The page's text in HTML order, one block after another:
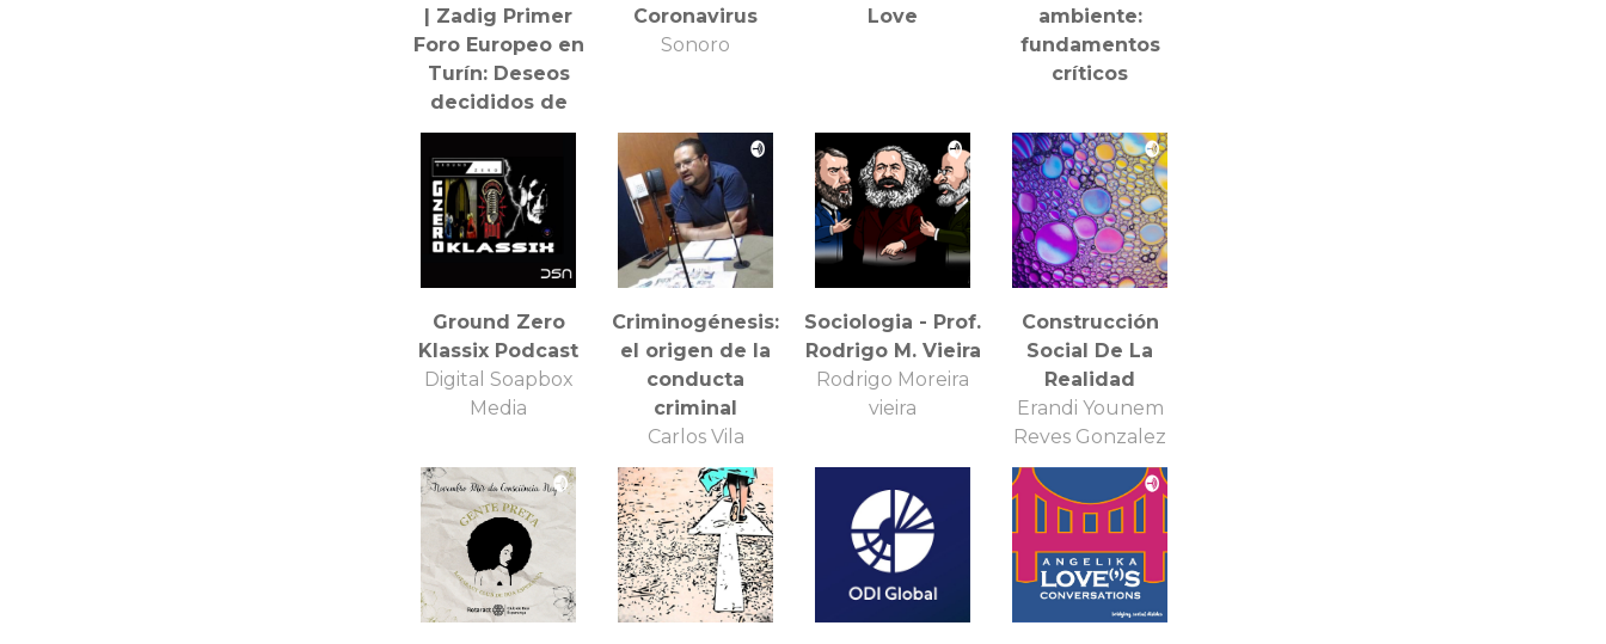
| Zadig Primer
Foro Europeo en
Turín: Deseos
decididos de
democracia en
Europa.
Coronavirus
Sonoro
Love
ambiente:
fundamentos
críticos
Ground Zero
Klassix Podcast
Digital Soapbox
Media
Criminogénesis:
el origen de la
conducta
criminal
Carlos Vila
Sociologia - Prof.
Rodrigo M. Vieira
Rodrigo Moreira
vieira
Construcción
Social De La
Realidad
Erandi Younem
Reyes Gonzalez